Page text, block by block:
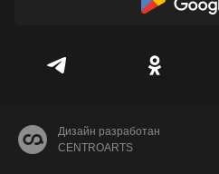
Дизайн разработан
CENTROARTS